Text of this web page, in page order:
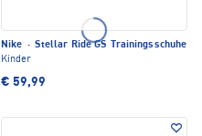
Nike · Stellar Ride GS Trainingsschuhe
Kinder
€ 59,99